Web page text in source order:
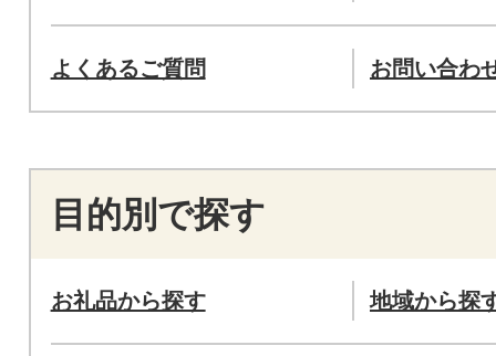
よくあるご質問 お問い合わ
目的別で探す
お礼品から探す 地域から探